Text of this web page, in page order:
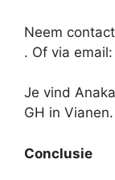
Neem
. Of via email:
Je vind
GH in Vianen.
Conclusie